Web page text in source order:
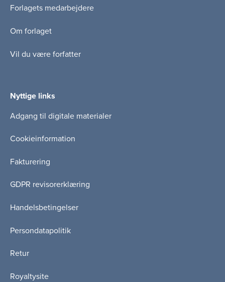
Forlagets medarbejdere
Om forlaget
Vil du være forfatter
Nyttige links
Adgang til digitale materialer
Cookieinformation
Fakturering
GDPR revisorerklæring
Handelsbetingelser
Persondatapolitik
Retur
Royaltysite